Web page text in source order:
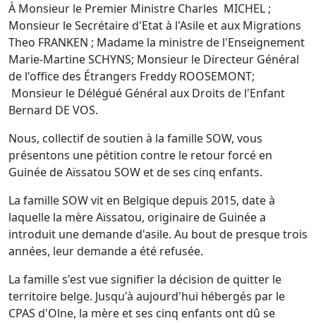
À Monsieur le Premier Ministre Charles MICHEL ;
Monsieur le Secrétaire d'Etat à l'Asile et aux Migrations
Theo FRANKEN ; Madame la ministre de l'Enseignement
Marie-Martine SCHYNS; Monsieur le Directeur Général
de l'office des Étrangers Freddy ROOSEMONT;
Monsieur le Délégué Général aux Droits de l'Enfant
Bernard DE VOS.
Nous, collectif de soutien à la famille SOW, vous
présentons une pétition contre le retour forcé en
Guinée de Aïssatou SOW et de ses cinq enfants.
La famille SOW vit en Belgique depuis 2015, date à
laquelle la mère Aïssatou, originaire de Guinée a
introduit une demande d'asile. Au bout de presque trois
années, leur demande a été refusée.
La famille s'est vue signifier la décision de quitter le
territoire belge. Jusqu'à aujourd'hui hébergés par le
CPAS d'Olne, la mère et ses cinq enfants ont dû se